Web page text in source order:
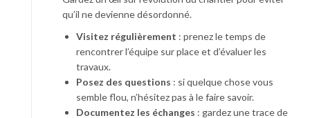
qu’il ne devienne désordonné.
Visitez régulièrement : prenez le temps de
rencontrer l’équipe sur place et d’évaluer les
travaux.
Posez des questions : si quelque chose vous
semble flou, n’hésitez pas à le faire savoir.
Documentez les échanges : gardez une trace de